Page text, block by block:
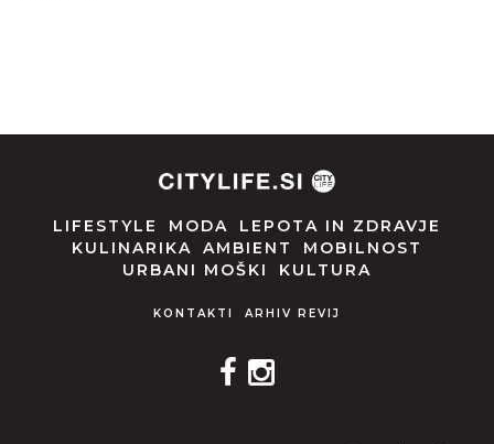
LIFESTYLE MODA
LEPOTA IN ZDRAVJE
KULINARIKA
AMBIENT
MOBILNOST
URBANI MOŠKI
KULTURA
KONTAKTI ARHIV REVIJ